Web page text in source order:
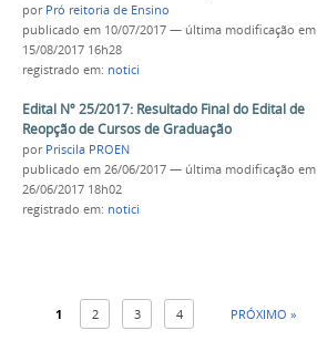
por Pró reitoria de Ensino
publicado em 10/07/2017 — última modificação em
15/08/2017 16h28
registrado em: notici
Edital Nº 25/2017: Resultado Final do Edital de
Reopção de Cursos de Graduação
por Priscila PROEN
publicado em 26/06/2017 — última modificação em
26/06/2017 18h02
registrado em: notici
1 2 3 4 PRÓXIMO »